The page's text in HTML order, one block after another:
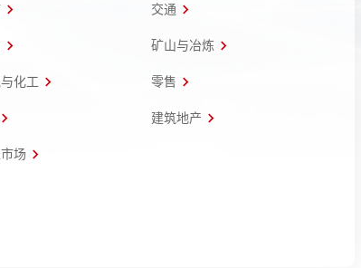
交通
矿山与冶炼
化工 零售
建筑地产
场